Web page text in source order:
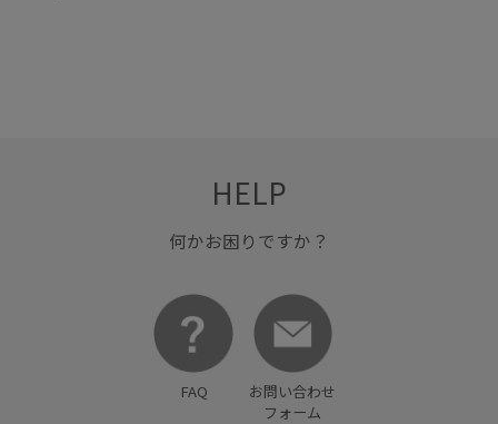
HELP
何かお困りですか？
FAQ
お問い合わせ
フォーム